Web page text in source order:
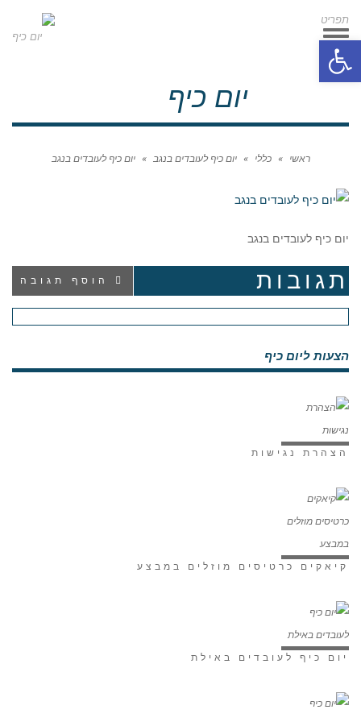
תפריט
תפריט
יום כיף
ראשי » כללי » יום כיף לעובדים בנגב » יום כיף לעובדים בנגב
יום כיף לעובדים בנגב
תגובות הוסף תגובה
הצעות ליום כיף
הצהרת נגישות
קיאקים כרטיסים מוזלים במבצע
יום כיף לעובדים באילת
פתח סרגל נגישות